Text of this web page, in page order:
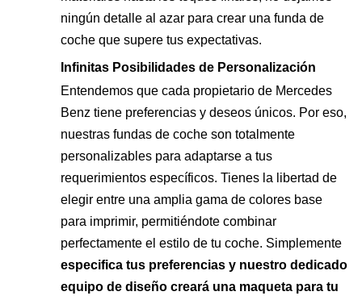
ningún detalle al azar para crear una funda de
coche que supere tus expectativas.
Infinitas Posibilidades de Personalización
Entendemos que cada propietario de Mercedes
Benz tiene preferencias y deseos únicos. Por eso,
nuestras fundas de coche son totalmente
personalizables para adaptarse a tus
requerimientos específicos. Tienes la libertad de
elegir entre una amplia gama de colores base
para imprimir, permitiéndote combinar
perfectamente el estilo de tu coche. Simplemente
especifica tus preferencias y nuestro dedicado
equipo de diseño creará una maqueta para tu